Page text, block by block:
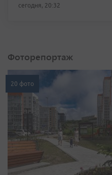
сегодня, 20:32
Фоторепортаж
20 фото